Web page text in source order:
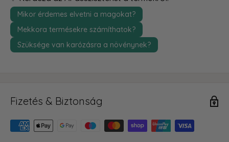
Mikor érdemes elvetni a magokat?
Mekkora termésekre számíthatok?
Szüksége van karózásra a növénynek?
Fizetés & Biztonság